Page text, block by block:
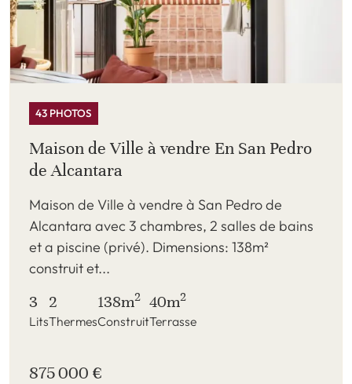
43 PHOTOS
Maison de Ville à vendre En San Pedro
de Alcantara
Maison de Ville à vendre à San Pedro de
Alcantara avec 3 chambres, 2 salles de bains
et a piscine (privé). Dimensions: 138m²
construit et...
3
Lits
2
Thermes
138m2
Construit
40m2
Terrasse
875 000 €